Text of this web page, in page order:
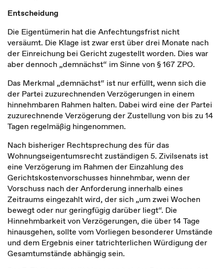
Entscheidung
Die Eigentümerin hat die Anfechtungsfrist nicht
versäumt. Die Klage ist zwar erst über drei Monate nach
der Einreichung bei Gericht zugestellt worden. Dies war
aber dennoch „demnächst“ im Sinne von § 167 ZPO.
Das Merkmal „demnächst“ ist nur erfüllt, wenn sich die
der Partei zuzurechnenden Verzögerungen in einem
hinnehmbaren Rahmen halten. Dabei wird eine der Partei
zuzurechnende Verzögerung der Zustellung von bis zu 14
Tagen regelmäßig hingenommen.
Nach bisheriger Rechtsprechung des für das
Wohnungseigentumsrecht zuständigen 5. Zivilsenats ist
eine Verzögerung im Rahmen der Einzahlung des
Gerichtskostenvorschusses hinnehmbar, wenn der
Vorschuss nach der Anforderung innerhalb eines
Zeitraums eingezahlt wird, der sich „um zwei Wochen
bewegt oder nur geringfügig darüber liegt“. Die
Hinnehmbarkeit von Verzögerungen, die über 14 Tage
hinausgehen, sollte vom Vorliegen besonderer Umstände
und dem Ergebnis einer tatrichterlichen Würdigung der
Gesamtumstände abhängig sein.